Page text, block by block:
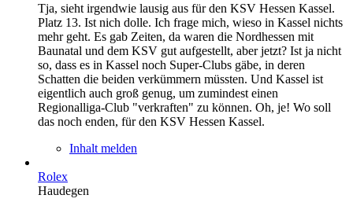
Tja, sieht irgendwie lausig aus für den KSV Hessen Kassel.
Platz 13. Ist nich dolle. Ich frage mich, wieso in Kassel nichts
mehr geht. Es gab Zeiten, da waren die Nordhessen mit
Baunatal und dem KSV gut aufgestellt, aber jetzt? Ist ja nicht
so, dass es in Kassel noch Super-Clubs gäbe, in deren
Schatten die beiden verkümmern müssten. Und Kassel ist
eigentlich auch groß genug, um zumindest einen
Regionalliga-Club "verkraften" zu können. Oh, je! Wo soll
das noch enden, für den KSV Hessen Kassel.
Inhalt melden
Rolex
Haudegen